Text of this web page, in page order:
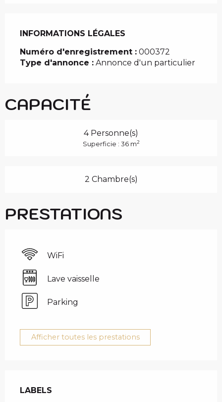
INFORMATIONS LÉGALES
INFORMATIONS LÉGALES
Numéro d'enregistrement : 000372
Type d'annonce : Annonce d'un particulier
CAPACITÉ
4 Personne(s)
Superficie : 36 m2
2 Chambre(s)
PRESTATIONS
WiFi
Lave vaisselle
Parking
Afficher toutes les prestations
LABELS
LABELS